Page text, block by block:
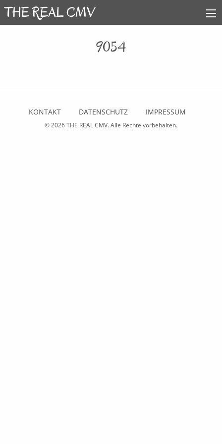
9054
KONTAKT DATENSCHUTZ IMPRESSUM
© 2026THE REAL CMV. Alle Rechte vorbehalten.